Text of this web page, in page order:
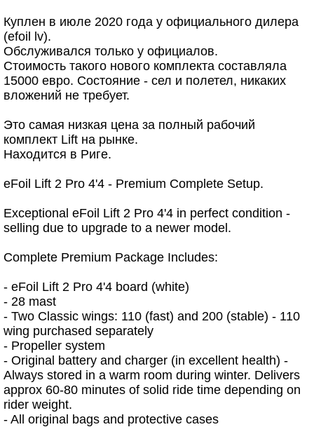
Куплен в июле 2020 года у официального дилера
(efoil lv).
Обслуживался только у официалов.
Стоимость такого нового комплекта составляла
15000 евро. Состояние - сел и полетел, никаких
вложений не требует.
Это самая низкая цена за полный рабочий
комплект Lift на рынке.
Находится в Риге.
eFoil Lift 2 Pro 4'4 - Premium Complete Setup.
Exceptional eFoil Lift 2 Pro 4'4 in perfect condition -
selling due to upgrade to a newer model.
Complete Premium Package Includes:
- eFoil Lift 2 Pro 4'4 board (white)
- 28 mast
- Two Classic wings: 110 (fast) and 200 (stable) - 110
wing purchased separately
- Propeller system
- Original battery and charger (in excellent health) -
Always stored in a warm room during winter. Delivers
approx 60-80 minutes of solid ride time depending on
rider weight.
- All original bags and protective cases